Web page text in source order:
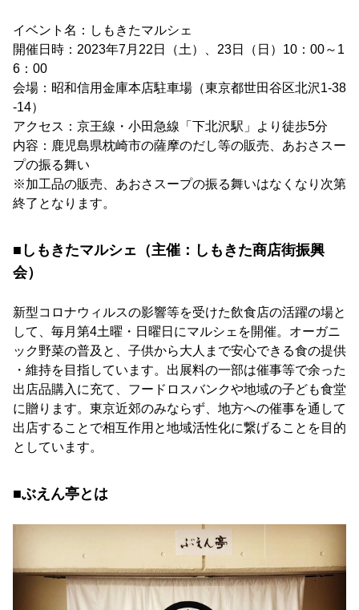
イベント名：しもきたマルシェ
開催日時：2023年7月22日（土）、23日（日）10：00～1
6：00
会場：昭和信用金庫本店駐車場（東京都世田谷区北沢1-38
-14）
アクセス：京王線・小田急線「下北沢駅」より徒歩5分
内容：鹿児島県枕崎市の薩摩のだし等の販売、あおさスー
プの振る舞い
※加工品の販売、あおさスープの振る舞いはなくなり次第
終了となります。
■しもきたマルシェ（主催：しもきた商店街振興
会）
新型コロナウィルスの影響等を受けた飲食店の活躍の場と
して、毎月第4土曜・日曜日にマルシェを開催。オーガニ
ック野菜の普及と、子供から大人まで安心できる食の提供
・維持を目指しています。出展料の一部は催事等で余った
出店品購入に充て、フードロスバンクや地域の子ども食堂
に贈ります。東京近郊のみならず、地方への催事を通して
出店することで相互作用と地域活性化に繋げることを目的
としています。
■ぶえん亭とは